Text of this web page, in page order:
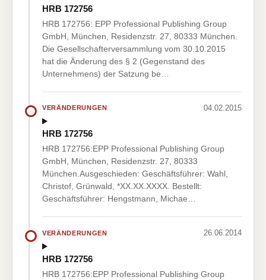
HRB 172756
HRB 172756: EPP Professional Publishing Group
GmbH, München, Residenzstr. 27, 80333 München.
Die Gesellschafterversammlung vom 30.10.2015
hat die Änderung des § 2 (Gegenstand des
Unternehmens) der Satzung be…
VERÄNDERUNGEN 04.02.2015
HRB 172756
HRB 172756:EPP Professional Publishing Group
GmbH, München, Residenzstr. 27, 80333
München.Ausgeschieden: Geschäftsführer: Wahl,
Christof, Grünwald, *XX.XX.XXXX. Bestellt:
Geschäftsführer: Hengstmann, Michae…
VERÄNDERUNGEN 26.06.2014
HRB 172756
HRB 172756:EPP Professional Publishing Group